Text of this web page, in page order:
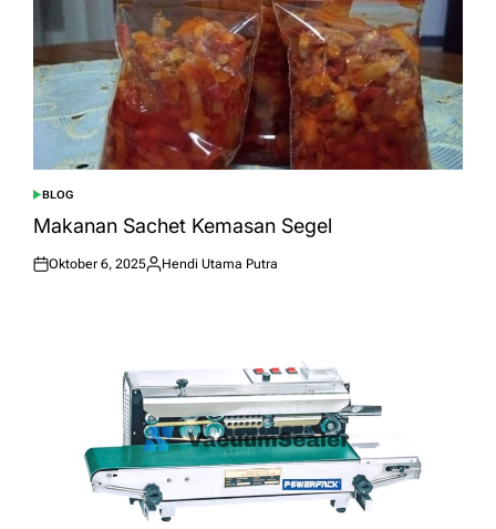
POSTED
IN
BLOG
Makanan Sachet Kemasan Segel
Posted
Oktober 6, 2025
Posted
Hendi Utama Putra